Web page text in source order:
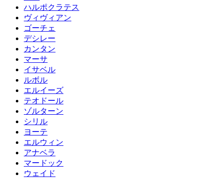
ハルポクラテス
ヴィヴィアン
ゴーチェ
デシレー
カンタン
マーサ
イサベル
ルボル
エルイーズ
テオドール
ゾルターン
シリル
ヨーテ
エルウィン
アナベラ
マードック
ウェイド